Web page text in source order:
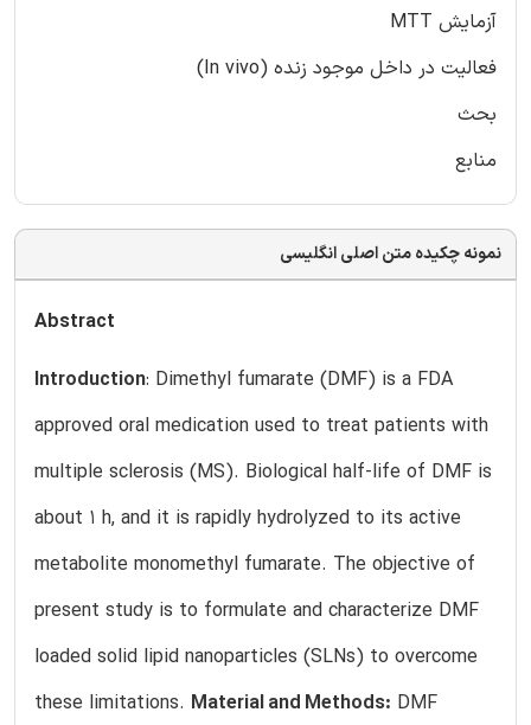
آزمایش MTT
فعالیت در داخل موجود زنده (In vivo)
بحث
منابع
نمونه چکیده متن اصلی انگلیسی
Abstract
Introduction: Dimethyl fumarate (DMF) is a FDA
approved oral medication used to treat patients with
multiple sclerosis (MS). Biological half-life of DMF is
about 1 h, and it is rapidly hydrolyzed to its active
metabolite monomethyl fumarate. The objective of
present study is to formulate and characterize DMF
loaded solid lipid nanoparticles (SLNs) to overcome
these limitations. Material and Methods: DMF